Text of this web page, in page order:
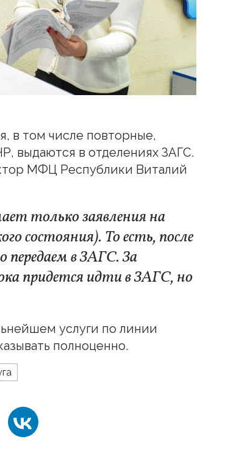
в том числе повторные,
выдаются в отделениях ЗАГС.
МФЦ Республики Виталий
только заявления на
состояния). То есть, после
передаем в ЗАГС. За
придется идти в ЗАГС, но
услуги по линии
полноценно.